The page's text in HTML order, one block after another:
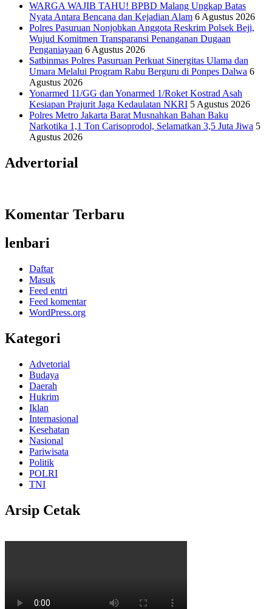
WARGA WAJIB TAHU! BPBD Malang Ungkap Batas
Nyata Antara Bencana dan Kejadian Alam 6 Agustus 2026
Polres Pasuruan Nonjobkan Anggota Reskrim Polsek Beji,
Wujud Komitmen Transparansi Penanganan Dugaan
Penganiayaan 6 Agustus 2026
Satbinmas Polres Pasuruan Perkuat Sinergitas Ulama dan
Umara Melalui Program Rabu Berguru di Ponpes Dalwa 6
Agustus 2026
Yonarmed 11/GG dan Yonarmed 1/Roket Kostrad Asah
Kesiapan Prajurit Jaga Kedaulatan NKRI 5 Agustus 2026
Polres Metro Jakarta Barat Musnahkan Bahan Baku
Narkotika 1,1 Ton Carisoprodol, Selamatkan 3,5 Juta Jiwa 5
Agustus 2026
Advertorial
Komentar Terbaru
lenbari
Daftar
Masuk
Feed entri
Feed komentar
WordPress.org
Kategori
Advetorial
Budaya
Daerah
Hukrim
Iklan
Internasional
Kesehatan
Nasional
Pariwisata
Politik
POLRI
TNI
Arsip Cetak